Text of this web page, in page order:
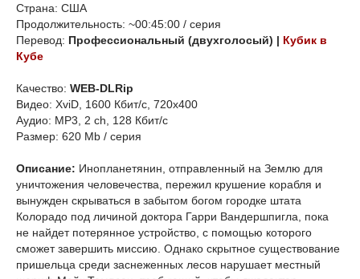
Страна: США
Продолжительность: ~00:45:00 / серия
Перевод: Профессиональный (двухголосый) | Кубик в
Кубе
Качество: WEB-DLRip
Видео: XviD, 1600 Кбит/с, 720x400
Аудио: MP3, 2 ch, 128 Кбит/с
Размер: 620 Mb / серия
Описание: Инопланетянин, отправленный на Землю для
уничтожения человечества, пережил крушение корабля и
вынужден скрываться в забытом богом городке штата
Колорадо под личиной доктора Гарри Вандершпигла, пока
не найдет потерянное устройство, с помощью которого
сможет завершить миссию. Однако скрытное существование
пришельца среди заснеженных лесов нарушает местный